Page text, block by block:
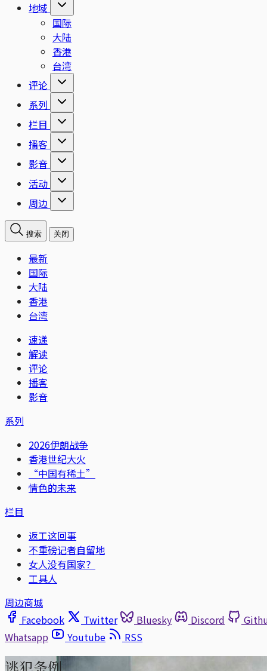
地域
国际
大陆
香港
台湾
评论
系列
栏目
播客
影音
活动
周边
搜索 关闭
最新
国际
大陆
香港
台湾
速递
解读
评论
播客
影音
系列
2026伊朗战争
香港世纪大火
“中国有稀土”
情色的未来
栏目
返工这回事
不重磅记者自留地
女人没有国家？
工具人
周边商城
Facebook
Twitter Bluesky Discord
Whatsapp
Youtube RSS
逃犯条例